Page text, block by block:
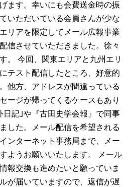
ます。幸いにも会費送金時の振
いただいている会員さんが少な
リアを限定してメール広報事業
信させていただきました。徐々
。
今回、関東エリアと九州エリ
テスト配信したところ、好意的
他方、アドレスが間違っている
ージが帰ってくるケースもあり
日記｣や『古田史学会報』で同事
した。メール配信を希望される
ンターネット事務局まで、メー
ようお願いいたします。
メール
報交換も進めたいと願っていま
が届いていますので、返信が遅